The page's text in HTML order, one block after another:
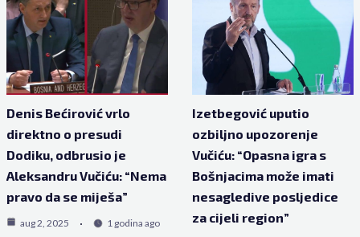
Denis Bećirović vrlo
direktno o presudi
Dodiku, odbrusio je
Aleksandru Vučiću: “Nema
pravo da se miješa”
aug 2, 2025 1 godina ago
Izetbegović uputio
ozbiljno upozorenje
Vučiću: “Opasna igra s
Bošnjacima može imati
nesagledive posljedice
za cijeli region”